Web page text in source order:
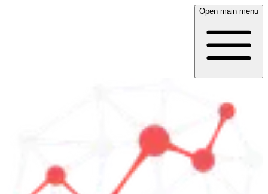
Open main menu